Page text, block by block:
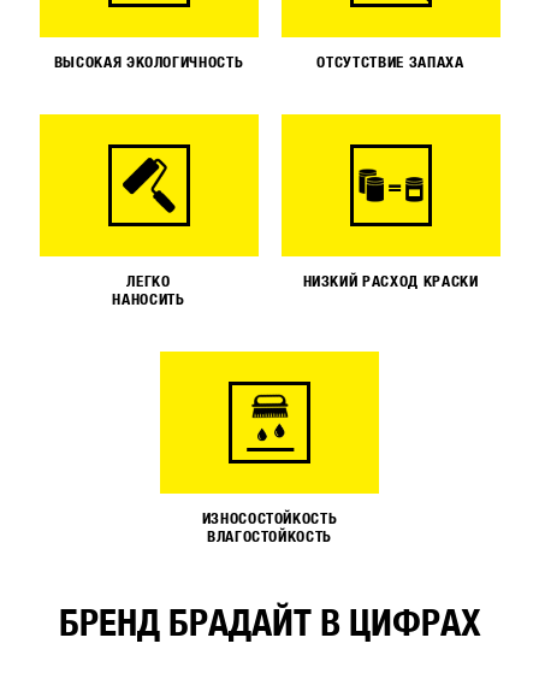
ВЫСОКАЯ ЭКОЛОГИЧНОСТЬ ОТСУТСТВИЕ ЗАПАХА
ЛЕГКО
НАНОСИТЬ
НИЗКИЙ РАСХОД КРАСКИ
ИЗНОСОСТОЙКОСТЬ
ВЛАГОСТОЙКОСТЬ
БРЕНД БРАДАЙТ В ЦИФРАХ